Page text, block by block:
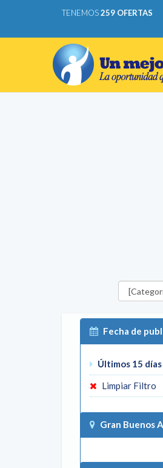
TENEMOS259 OFERTAS
Categorías
Fecha de
Últimos 15 días
Limpiar Filtro
Gran Buenos